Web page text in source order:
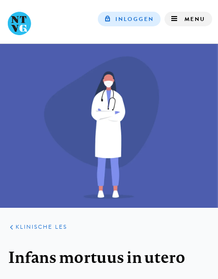
INLOGGEN MENU
ARTIKELEN
PRAKTIJK
KLINISCHE LES
Infans mortuus in utero